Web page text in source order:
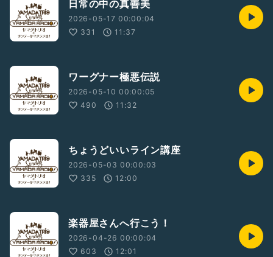
日常の中の真善美
2026-05-17 00:00:04
331
11:37
ワーグナー極悪伝説
2026-05-10 00:00:05
490
11:32
ちょうどいいライン講座
2026-05-03 00:00:03
335
12:00
楽器屋さんへ行こう！
2026-04-26 00:00:04
603
12:01